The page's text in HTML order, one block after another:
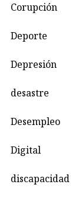
Corupción
Deporte
Depresión
desastre
Desempleo
Digital
discapacidad